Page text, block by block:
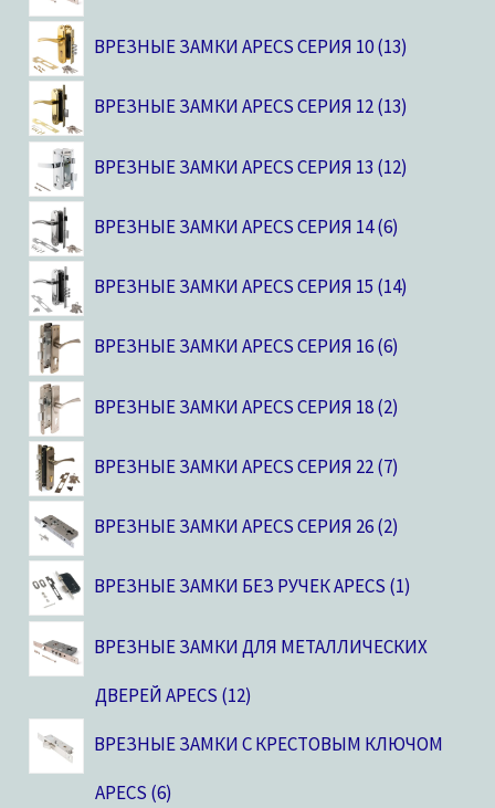
ВРЕЗНЫЕ ЗАМКИ APECS СЕРИЯ 10 13
ВРЕЗНЫЕ ЗАМКИ APECS СЕРИЯ 12 13
ВРЕЗНЫЕ ЗАМКИ APECS СЕРИЯ 13 12
ВРЕЗНЫЕ ЗАМКИ APECS СЕРИЯ 14 6
ВРЕЗНЫЕ ЗАМКИ APECS СЕРИЯ 15 14
ВРЕЗНЫЕ ЗАМКИ APECS СЕРИЯ 16 6
ВРЕЗНЫЕ ЗАМКИ APECS СЕРИЯ 18 2
ВРЕЗНЫЕ ЗАМКИ APECS СЕРИЯ 22 7
ВРЕЗНЫЕ ЗАМКИ APECS СЕРИЯ 26 2
ВРЕЗНЫЕ ЗАМКИ БЕЗ РУЧЕК APECS 1
ВРЕЗНЫЕ ЗАМКИ ДЛЯ МЕТАЛЛИЧЕСКИХ
ДВЕРЕЙ APECS 12
ВРЕЗНЫЕ ЗАМКИ С КРЕСТОВЫМ КЛЮЧОМ
APECS 6